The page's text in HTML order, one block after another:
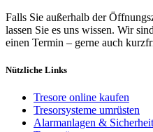
Falls Sie außerhalb der
lassen Sie es uns wissen. Wir
einen Termin – gerne auch
Nützliche Links
Tresore online kaufen
Tresorsysteme umrüsten
Alarmanlagen &